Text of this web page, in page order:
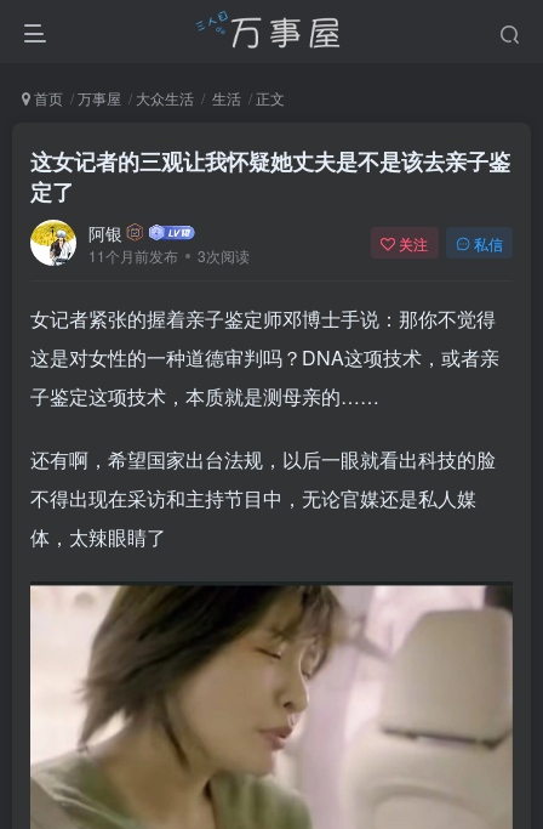
首页 万事屋 大众生活 生活 正文
这女记者的三观让我怀疑她丈夫是不是该去亲子鉴
定了
阿银
11个月前发布 3次阅读
关注 私信
女记者紧张的握着亲子鉴定师邓博士手说：那你不觉得
这是对女性的一种道德审判吗？DNA这项技术，或者亲
子鉴定这项技术，本质就是测母亲的……
还有啊，希望国家出台法规，以后一眼就看出科技的脸
不得出现在采访和主持节目中，无论官媒还是私人媒
体，太辣眼睛了